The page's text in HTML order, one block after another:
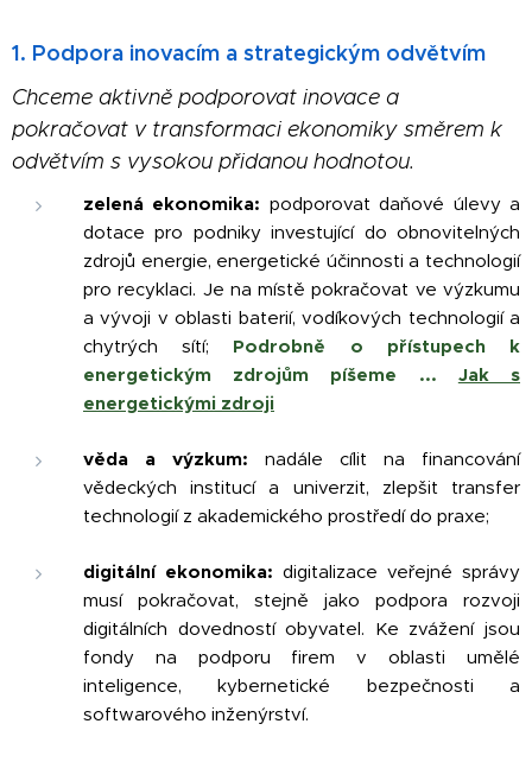
1. Podpora inovacím a strategickým odvětvím
Chceme aktivně podporovat inovace a
pokračovat v transformaci ekonomiky směrem k
odvětvím s vysokou přidanou hodnotou.
zelená ekonomika: podporovat daňové úlevy a
dotace pro podniky investující do obnovitelných
zdrojů energie, energetické účinnosti a technologií
pro recyklaci. Je na místě pokračovat ve výzkumu
a vývoji v oblasti baterií, vodíkových technologií a
chytrých sítí; Podrobně o přístupech k
energetickým zdrojům píšeme ... Jak s
energetickými zdroji
věda a výzkum: nadále cílit na financování
vědeckých institucí a univerzit, zlepšit transfer
technologií z akademického prostředí do praxe;
digitální ekonomika: digitalizace veřejné správy
musí pokračovat, stejně jako podpora rozvoji
digitálních dovedností obyvatel. Ke zvážení jsou
fondy na podporu firem v oblasti umělé
inteligence, kybernetické bezpečnosti a
softwarového inženýrství.